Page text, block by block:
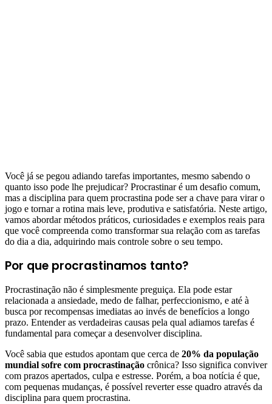
Você já se pegou adiando tarefas importantes, mesmo sabendo o
quanto isso pode lhe prejudicar? Procrastinar é um desafio comum,
mas a disciplina para quem procrastina pode ser a chave para virar o
jogo e tornar a rotina mais leve, produtiva e satisfatória. Neste artigo,
vamos abordar métodos práticos, curiosidades e exemplos reais para
que você compreenda como transformar sua relação com as tarefas
do dia a dia, adquirindo mais controle sobre o seu tempo.
Por que procrastinamos tanto?
Procrastinação não é simplesmente preguiça. Ela pode estar
relacionada a ansiedade, medo de falhar, perfeccionismo, e até à
busca por recompensas imediatas ao invés de benefícios a longo
prazo. Entender as verdadeiras causas pela qual adiamos tarefas é
fundamental para começar a desenvolver disciplina.
Você sabia que estudos apontam que cerca de 20% da população
mundial sofre com procrastinação crônica? Isso significa conviver
com prazos apertados, culpa e estresse. Porém, a boa notícia é que,
com pequenas mudanças, é possível reverter esse quadro através da
disciplina para quem procrastina.